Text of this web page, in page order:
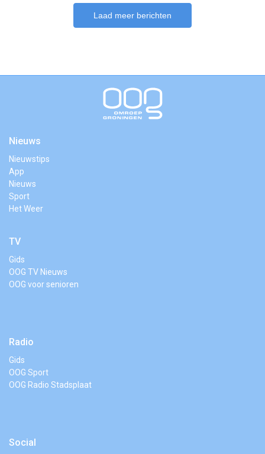
Laad meer berichten
Nieuws
Nieuwstips
App
Nieuws
Sport
Het Weer
TV
Gids
OOG TV Nieuws
OOG voor senioren
Radio
Gids
OOG Sport
OOG Radio Stadsplaat
Social